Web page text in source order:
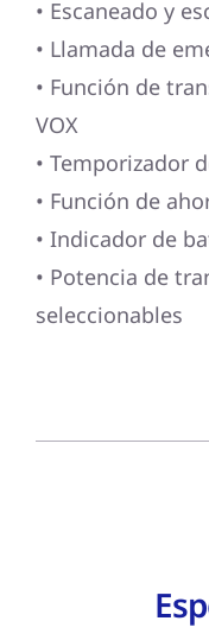
• Escaneado y
• Llamada de
• Función de
VOX
• Temporizador
• Función de
• Indicador de
• Potencia de
seleccionables